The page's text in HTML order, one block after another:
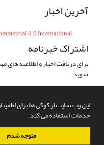
این وب سایت از کوکی ها برای
خدمات استفاده می کند.
متوجه شدم
آخرین اخبار
4.0 International
اشتراک خبرنامه
برای دریافت اخبار و اطلاعیه
شوید.